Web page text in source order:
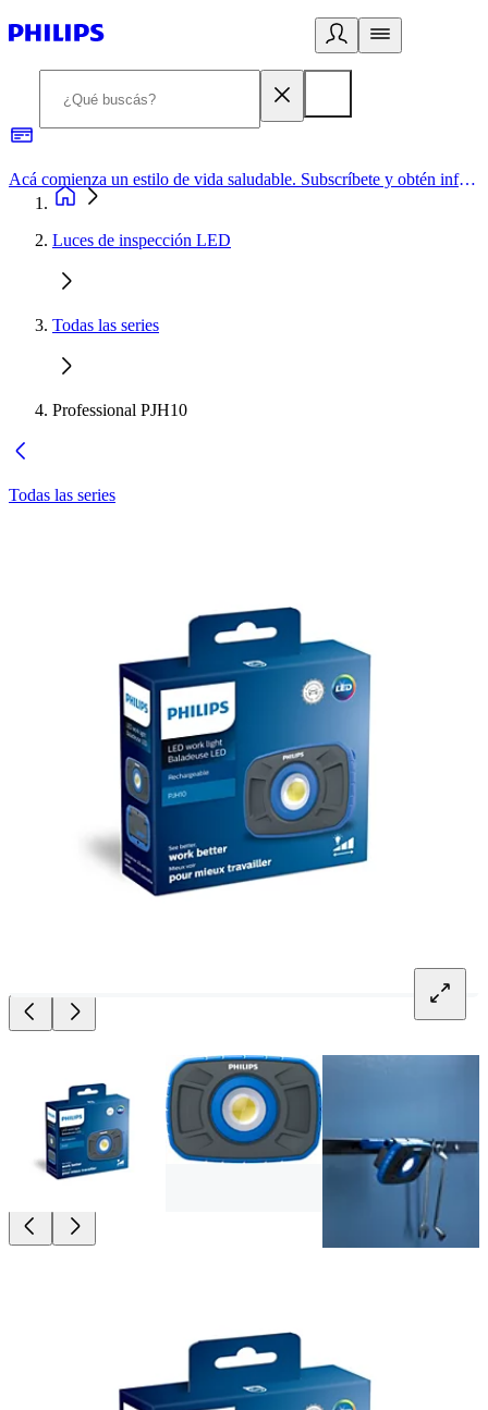
Acá comienza un estilo de vida saludable. Subscríbete y obtén información de primera mano
Luces de inspección LED
Todas las series
Professional PJH10
Todas las series